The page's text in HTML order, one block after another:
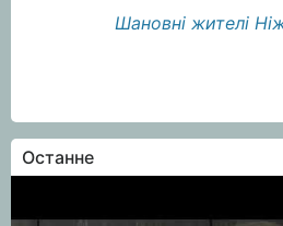
Шановні жителі
Останне